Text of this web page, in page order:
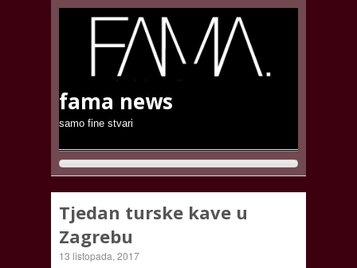
fama news
samo fine stvari
Tjedan turske kave u
Zagrebu
13 listopada, 2017